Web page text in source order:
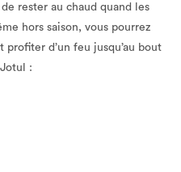
rester au chaud quand les
hors saison, vous pourrez
d’un feu jusqu’au bout
: